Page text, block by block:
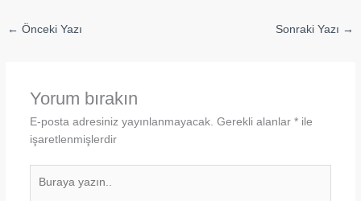
← Önceki Yazı Sonraki Yazı →
Yorum bırakın
E-posta adresiniz yayınlanmayacak. Gerekli alanlar *ile
işaretlenmişlerdir